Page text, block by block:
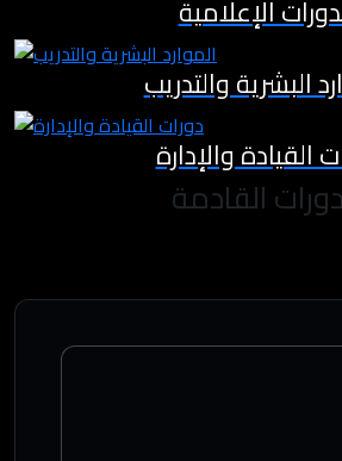
الإعلامية
البشرية والتدريب
القيادة والإدارة
القادمة